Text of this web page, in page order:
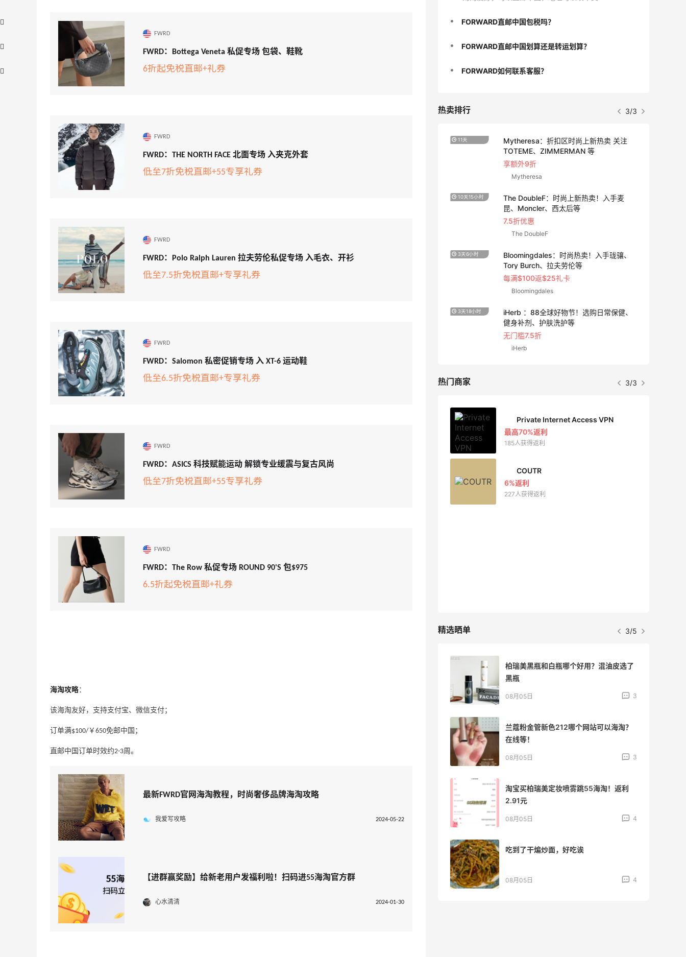
FWRD
FWRD：Bottega Veneta 私促专场 包袋、鞋靴
6折起免税直邮+礼券
FWRD
FWRD：THE NORTH FACE 北面专场 入夹克外套
低至7折免税直邮+55专享礼券
FWRD
FWRD：Polo Ralph Lauren 拉夫劳伦私促专场 入毛衣、开衫
低至7.5折免税直邮+专享礼券
FWRD
FWRD：Salomon 私密促销专场 入 XT-6 运动鞋
低至6.5折免税直邮+专享礼券
FWRD
FWRD：ASICS 科技赋能运动 解锁专业缓震与复古风尚
低至7折免税直邮+55专享礼券
FWRD
FWRD：The Row 私促专场 ROUND 90'S 包$975
6.5折起免税直邮+礼券
海淘攻略：
该海淘友好，支持支付宝、微信支付；
订单满$100/￥650免邮中国；
直邮中国订单时效约2-3周。
最新FWRD官网海淘教程，时尚奢侈品牌海淘攻略
我爱写攻略 2024-05-22
【进群赢奖励】给新老用户发福利啦！扫码进55海淘官方群
心水清清 2024-01-30
FORWARD直邮中国包税吗？
FORWARD直邮中国划算还是转运划算？
FORWARD如何联系客服？
热卖排行 3/3
3天18小时
adidas HK：精选正价产品促销！入球
衣、金属银跆拳道鞋等
2件8折 叠加满HK$1800-100
adidas HK
Bobbi Brown
Diesel Europe：折扣区上新热卖！入手包
袋、服饰、鞋履等
低至5折
Diesel Europe
精选低至2折
Maje US
低至2折 千鸟格连衣裙$95
3天6小时
Bloomingdales：美妆大促！入手 Dior、
11天
Mytheresa：折扣区时尚上新热卖 关注
TOTEME、ZIMMERMAN 等
享额外9折
Mytheresa
10天15小时
The DoubleF：时尚上新热卖！入手麦
昆、Moncler、西太后等
7.5折优惠
The DoubleF
3天6小时
Bloomingdales：时尚热卖！入手珑骧、
Tory Burch、拉夫劳伦等
每满$100返$25礼卡
Bloomingdales
3天18小时
iHerb ：88全球好物节！选购日常保健、
健身补剂、护肤洗护等
无门槛7.5折
iHerb
热门商家 3/3
最高2%返利
6012人成功下单
Biōkreativ
30%返利
54人获得返利
5134人获得返利
Matte Collection
最高3%返利
510人获得返利
Belly Bandit
RFM Denim
Private Internet Access VPN
最高70%返利
185人获得返利
COUTR
6%返利
227人获得返利
精选晒单 3/5
Bobbi Brown美网2026黑五海淘活动什
碳水快乐｜童年回忆李先生牛肉面🍜
08月06日
08月06日 2
FWRD美网2026黑五海淘活动什么时候
开始？
08月05日
柏瑞美黑瓶和白瓶哪个好用？混油皮选了
黑瓶
08月05日 3
兰蔻粉金管新色212哪个网站可以海淘？
在线等！
08月05日 3
淘宝买柏瑞美定妆喷雾跳55海淘！返利
2.91元
08月05日 4
吃到了干煸炒面，好吃诶
08月05日 4